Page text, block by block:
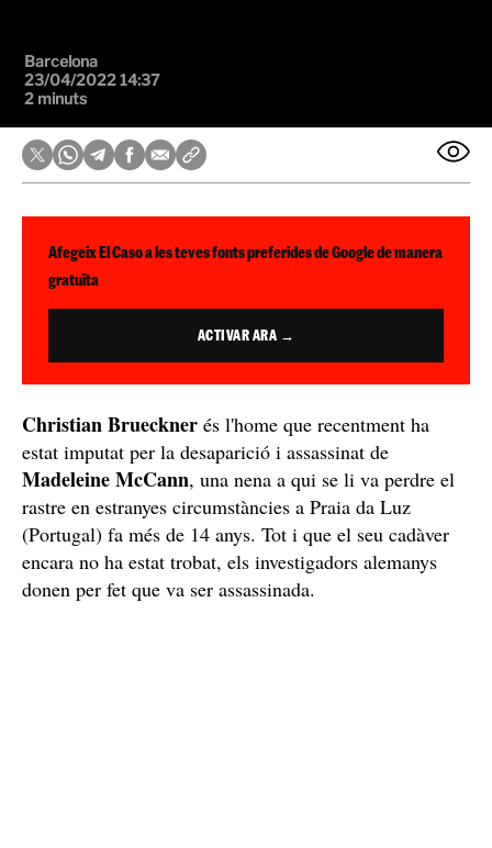
Barcelona
23/04/2022 14:37
2 minuts
Afegeix El Caso a les teves fonts preferides de Google de manera
gratuïta
ACTIVAR ARA →
Christian Brueckner és l'home que recentment ha
estat imputat per la desaparició i assassinat de
Madeleine McCann, una nena a qui se li va perdre el
rastre en estranyes circumstàncies a Praia da Luz
(Portugal) fa més de 14 anys. Tot i que el seu cadàver
encara no ha estat trobat, els investigadors alemanys
donen per fet que va ser assassinada.